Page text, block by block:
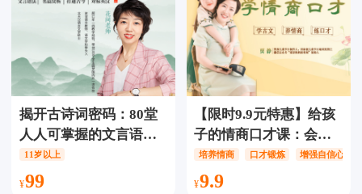
揭开古诗词密码：80堂
人人可掌握的文言语法
秘诀
11岁以上
99
【限时9.9元特惠】给孩
子的情商口才课：会说
话、更自信、有未来
培养情商 口才锻炼 增强自信心
9.9